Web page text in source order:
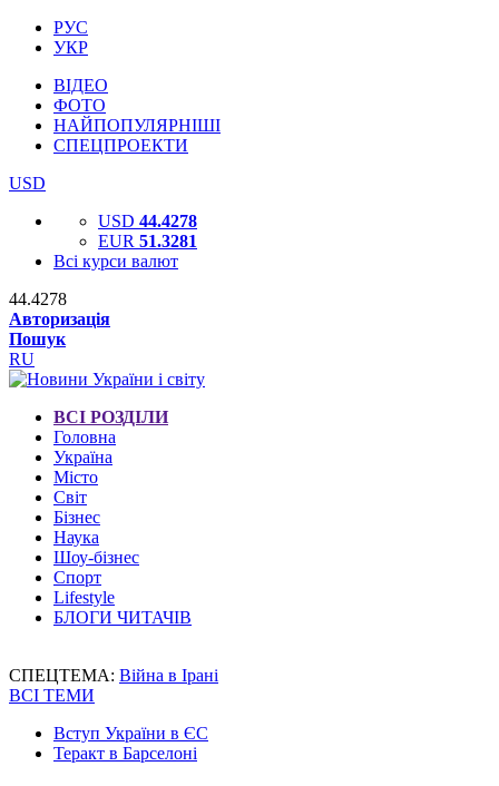
РУС
УКР
ВІДЕО
ФОТО
НАЙПОПУЛЯРНІШІ
СПЕЦПРОЕКТИ
USD
USD 44.4278
EUR 51.3281
Всі курси валют
44.4278
Авторизація
Пошук
RU
ВСІ РОЗДІЛИ
Головна
Україна
Місто
Світ
Бізнес
Наука
Шоу-бізнес
Спорт
Lifestyle
БЛОГИ ЧИТАЧІВ
СПЕЦТЕМА: Війна в Ірані
ВСІ ТЕМИ
Вступ України в ЄС
Теракт в Барселоні